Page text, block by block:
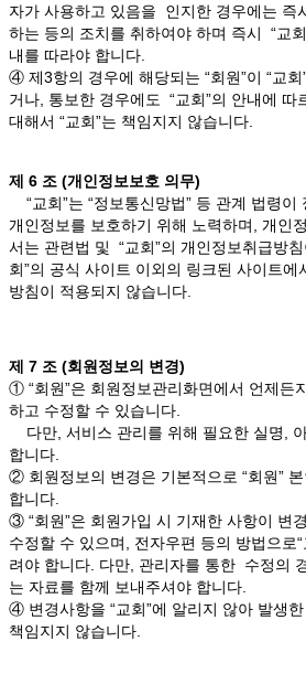
자가 사용하고 있음을 인지한 경우에는 즉
하는 등의 조치를 취하여야 하며 즉시 “교
내를 따라야 합니다.
④ 제3항의 경우에 해당되는 “회원”이 “교
거나, 통보한 경우에도 “교회”의 안내에 따
대해서 “교회”는 책임지지 않습니다.
제 6 조 (개인정보보호 의무)
“교회”는 “정보통신망법” 등 관계 법령이
개인정보를 보호하기 위해 노력하며, 개인
서는 관련법 및 “교회”의 개인정보취급방
회”의 공식 사이트 이외의 링크된 사이트에
방침이 적용되지 않습니다.
제 7 조 (회원정보의 변경)
① “회원”은 회원정보관리화면에서 언제든
하고 수정할 수 있습니다.
다만, 서비스 관리를 위해 필요한 실명,
합니다.
② 회원정보의 변경은 기본적으로 “회원”
합니다.
③ “회원”은 회원가입 시 기재한 사항이 변
수정할 수 있으며, 전자우편 등의 방법으로
려야 합니다. 다만, 관리자를 통한 수정의
는 자료를 함께 보내주셔야 합니다.
④ 변경사항을 “교회”에 알리지 않아 발생
책임지지 않습니다.